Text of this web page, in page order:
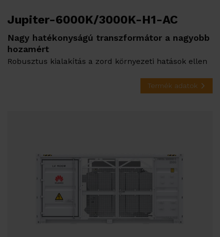
Jupiter-6000K/3000K-H1-AC
Nagy hatékonyságú transzformátor a nagyobb
hozamért
Robusztus kialakítás a zord környezeti hatások ellen
Termék adatok